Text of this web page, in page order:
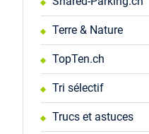
Terre & Nature
TopTen.ch
Tri sélectif
Trucs et astuces